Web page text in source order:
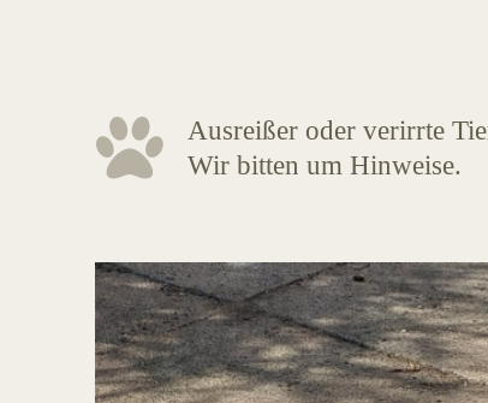
Ausreißer oder verirrte
Wir bitten um Hinweise.